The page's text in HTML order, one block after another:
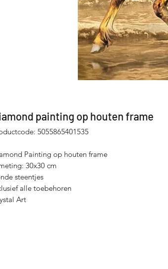
painting op houten frame
5055865401535
Painting op houten frame
30x30 cm
steentjes
alle toebehoren
Art